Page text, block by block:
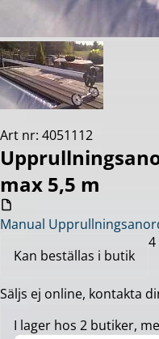
Art nr: 4051112
max 5,5 m
Manual
Kan beställas i butik
4
Säljs ej online, kontakta
I lager hos 2 butiker,